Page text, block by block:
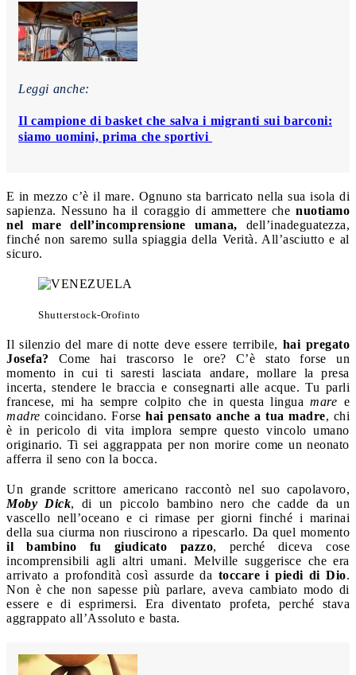
Leggi anche:
Il campione di basket che salva i migranti sui barconi:
siamo uomini, prima che sportivi
E in mezzo c’è il mare. Ognuno sta barricato nella sua isola di
sapienza. Nessuno ha il coraggio di ammettere che nuotiamo
nel mare dell’incomprensione umana, dell’inadeguatezza,
finché non saremo sulla spiaggia della Verità. All’asciutto e al
sicuro.
Shutterstock-Orofinto
Il silenzio del mare di notte deve essere terribile, hai pregato
Josefa? Come hai trascorso le ore? C’è stato forse un
momento in cui ti saresti lasciata andare, mollare la presa
incerta, stendere le braccia e consegnarti alle acque. Tu parli
francese, mi ha sempre colpito che in questa linguamare e
madre coincidano. Forse hai pensato anche a tua madre, chi
è in pericolo di vita implora sempre questo vincolo umano
originario. Ti sei aggrappata per non morire come un neonato
afferra il seno con la bocca.
Un grande scrittore americano raccontò nel suo capolavoro,
Moby Dick, di un piccolo bambino nero che cadde da un
vascello nell’oceano e ci rimase per giorni finché i marinai
della sua ciurma non riuscirono a ripescarlo. Da quel momento
il bambino fu giudicato pazzo, perché diceva cose
incomprensibili agli altri umani. Melville suggerisce che era
arrivato a profondità così assurde da toccare i piedi di Dio.
Non è che non sapesse più parlare, aveva cambiato modo di
essere e di esprimersi. Era diventato profeta, perché stava
aggrappato all’Assoluto e basta.